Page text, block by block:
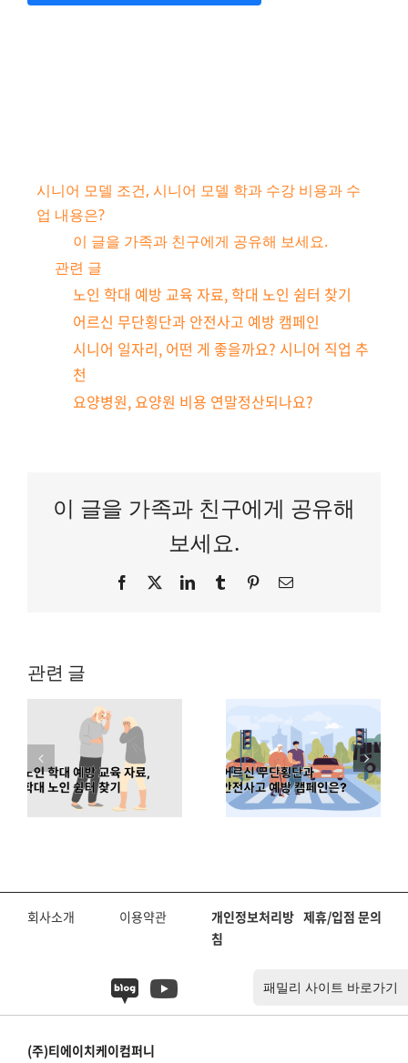
시니어 모델 조건, 시니어 모델 학과 수강 비용과 수
업 내용은?
이 글을 가족과 친구에게 공유해 보세요.
관련 글
노인 학대 예방 교육 자료, 학대 노인 쉼터 찾기
어르신 무단횡단과 안전사고 예방 캠페인
시니어 일자리, 어떤 게 좋을까요? 시니어 직업 추
천
요양병원, 요양원 비용 연말정산되나요?
이 글을 가족과 친구에게 공유해
보세요.
Facebook
TwitterLinkedInTumblrPinterest
이
관련 글
어르신 무단
횡단과 안전
사고 예방 캠
시니어 일자
리, 어떤 게
좋을까요?
시니어 직업
회사소개 이용약관
개인정보처리방
침
제휴/입점 문의
(주)티에이치케이컴퍼니